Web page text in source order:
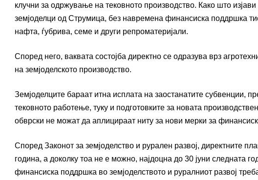
клучни за одржување на тековното производство. Како што
земјоделци од Струмица, без навремена финансиска поддршка
нафта, ѓубрива, семе и други репроматеријали.
Според него, ваквата состојба директно се одразува врз
на земјоделското производство.
Земјоделците бараат итна исплата на заостанатите субвенции,
тековното работење, туку и подготовките за новата
обврски не можат да аплицираат ниту за нови мерки за
Според Законот за земјоделство и рурален развој, директните
година, а доколку тоа не е можно, најдоцна до 30 јуни следната
финансиска поддршка во земјоделството и руралниот развој